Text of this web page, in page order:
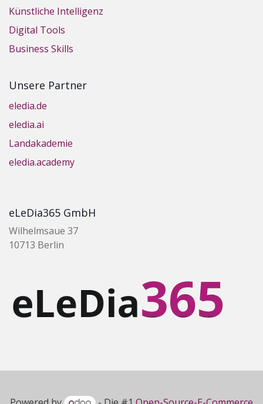
Künstliche Intelligenz
Digital Tools
Business Skills
Unsere Partner
eledia.de
eledia.ai
Landakademie
eledia.academy
eLeDia365 GmbH
Wilhelmsaue 37
10713 Berlin